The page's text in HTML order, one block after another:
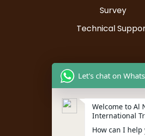
Survey
Technical
Student
My account
Let's chat on
Welcome to Al
International
How can I help